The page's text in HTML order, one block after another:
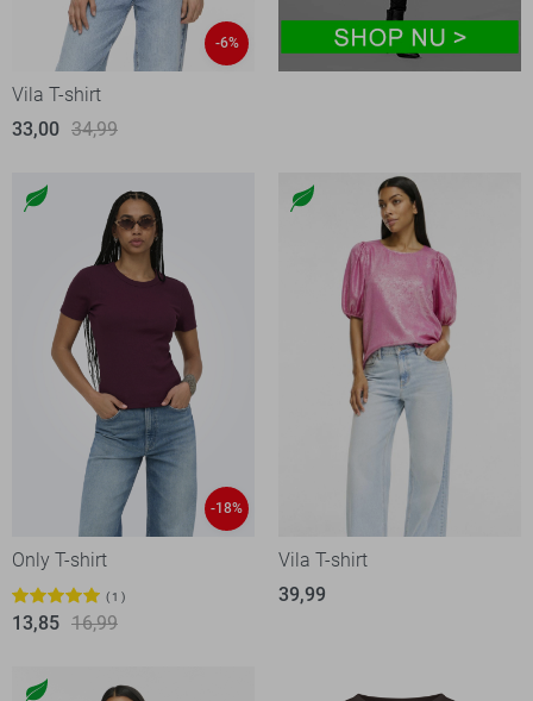
-6%
Vila T-shirt
33,00 34,99
-18%
Only T-shirt
1
13,85 16,99
Vila T-shirt
39,99